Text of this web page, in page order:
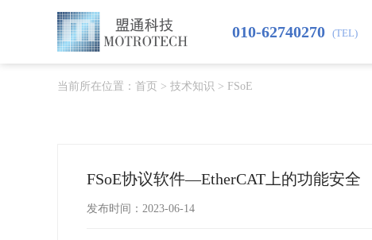
010-62740270 (TEL)
当前所在位置： 首页 > 技术知识 > FSoE
FSoE协议软件—EtherCAT上的功能安全
发布时间：2023-06-14